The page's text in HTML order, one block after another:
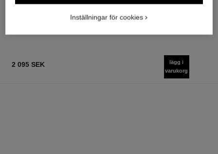
från
2 095 SEK
lägg i
varukorg
Inställningar för cookies